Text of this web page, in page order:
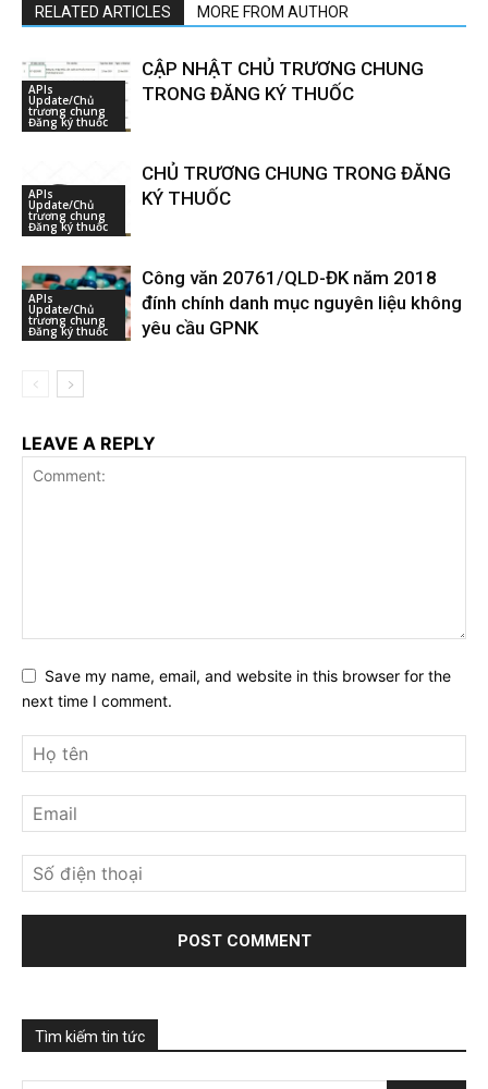
RELATED ARTICLES MORE FROM AUTHOR
APIs
Update/Chủ
trương chung
Đăng ký thuốc
CẬP NHẬT CHỦ TRƯƠNG CHUNG
TRONG ĐĂNG KÝ THUỐC
APIs
Update/Chủ
trương chung
Đăng ký thuốc
CHỦ TRƯƠNG CHUNG TRONG ĐĂNG
KÝ THUỐC
APIs
Update/Chủ
trương chung
Đăng ký thuốc
Công văn 20761/QLD-ĐK năm 2018
đính chính danh mục nguyên liệu không
yêu cầu GPNK
LEAVE A REPLY
Save my name, email, and website in this browser for the
next time I comment.
Tìm kiếm tin tức